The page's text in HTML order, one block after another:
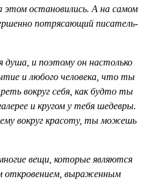
этом остановились. А на самом
потрясающий писатель-
душа, и поэтому он настолько
и любого человека, что ты
вокруг себя, как будто ты
и кругом у тебя шедевры.
вокруг красоту, ты можешь
вещи, которые являются
откровением, выраженным